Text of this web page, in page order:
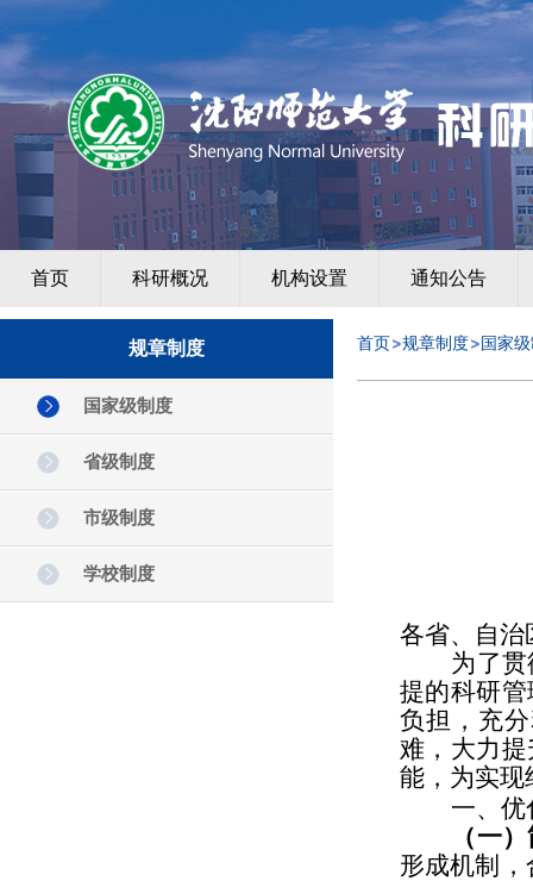
首页 科研概况 机构设置 通知公告
规章制度
国家级制度
省级制度
市级制度
学校制度
首页 规章制度 国家
各省、自治
为了
提的科研
负担，充
难，大力
能，为实现
一、
（一
形成机制